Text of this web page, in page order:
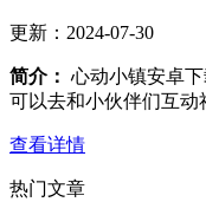
更新： 2024-07-30
简介： 心动小镇安卓
可以去和小伙伴们互动
查看详情
热门文章